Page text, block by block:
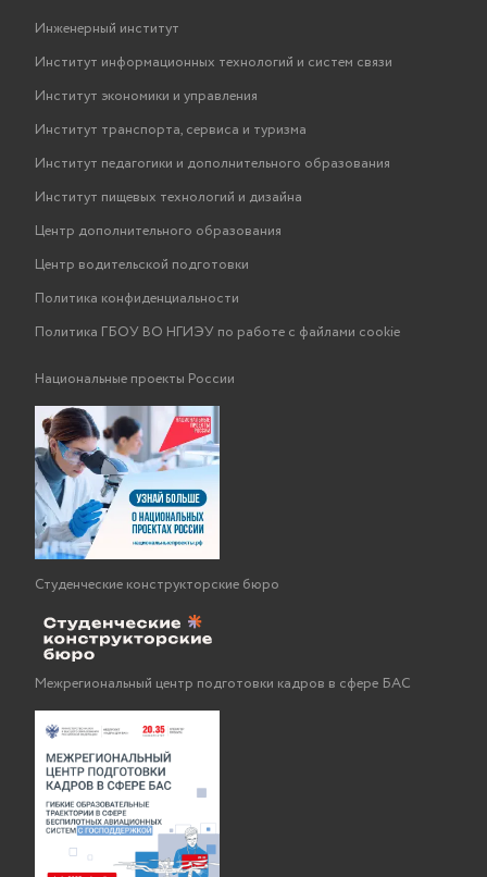
Инженерный институт
Институт информационных технологий и систем связи
Институт экономики и управления
Институт транспорта, сервиса и туризма
Институт педагогики и дополнительного образования
Институт пищевых технологий и дизайна
Центр дополнительного образования
Центр водительской подготовки
Политика конфиденциальности
Политика ГБОУ ВО НГИЭУ по работе с файлами cookie
Национальные проекты России
Студенческие конструкторские бюро
Межрегиональный центр подготовки кадров в сфере БАС